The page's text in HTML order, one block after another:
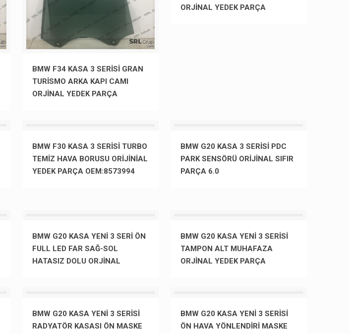
BMW F34 KASA 3 SERİSİ GRAN
TURİSMO ARKA KAPI CAMI
ORJİNAL YEDEK PARÇA
ORJİNAL YEDEK PARÇA
BMW F30 KASA 3 SERİSİ TURBO
TEMİZ HAVA BORUSU ORİJİNİAL
YEDEK PARÇA OEM:8573994
BMW G20 KASA 3 SERİSİ PDC
PARK SENSÖRÜ ORİJİNAL SIFIR
PARÇA 6.0
BMW G20 KASA YENİ 3 SERİ ÖN
FULL LED FAR SAĞ-SOL
HATASIZ DOLU ORJİNAL
BMW G20 KASA YENİ 3 SERİSİ
TAMPON ALT MUHAFAZA
ORJİNAL YEDEK PARÇA
BMW G20 KASA YENİ 3 SERİSİ
RADYATÖR KASASI ÖN MASKE
BMW G20 KASA YENİ 3 SERİSİ
ÖN HAVA YÖNLENDİRİ MASKE